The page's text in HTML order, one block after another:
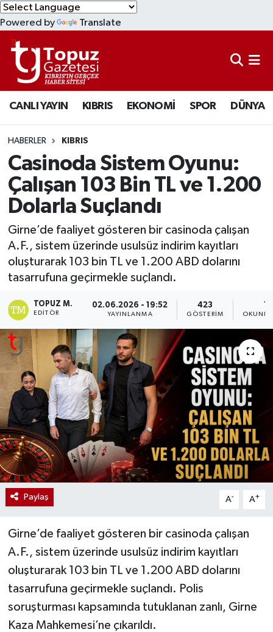
Powered by Translate
CANLI YAYIN KIBRIS EKONOMİ SPOR DÜNYA
HABERLER KIBRIS
Casinoda Sistem Oyunu:
Çalışan 103 Bin TL ve 1.200
Dolarla Suçlandı
Girne’de faaliyet gösteren bir casinoda çalışan
A.F., sistem üzerinde usulsüz indirim kayıtları
oluşturarak 103 bin TL ve 1.200 ABD dolarını
tasarrufuna geçirmekle suçlandı.
TOPUZ M.
EDITÖR
02.06.2026 - 19:52
YAYINLANMA
423
GÖSTERIM
Paylaş A- A+
Girne’de faaliyet gösteren bir casinoda çalışan
A.F., sistem üzerinde usulsüz indirim kayıtları
oluşturarak 103 bin TL ve 1.200 ABD dolarını
tasarrufuna geçirmekle suçlandı. Polis
soruşturması kapsamında tutuklanan zanlı, Girne
Kaza Mahkemesi’ne çıkarıldı.
KIBRIS
DÜNYA
EKONOMİ
MAGAZİN
SAĞLIK
SPOR
TEKNOLOJİ
TÜRKİYE
Lefkoşa Nöbetçi Eczaneler
Lefkoşa Hava Durumu
Lefkoşa Trafik Yoğunluk Haritası
Süper Lig Puan Durumu ve Fikstür
Tüm Manşetler
Son Dakika Haberleri
Haber Arşivi